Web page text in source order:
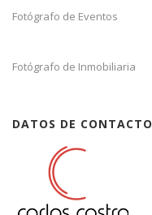
Fotógrafo de Eventos
Fotógrafo de Inmobiliaria
DATOS DE CONTACTO